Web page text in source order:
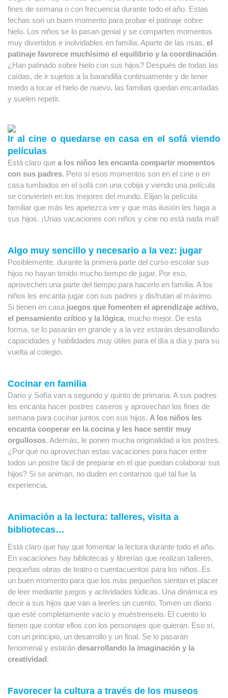
fines de semana o con frecuencia durante todo el año. Estas
fechas son un buen momento para probar el patinaje sobre
hielo. Los niños se lo pasan genial y se comparten momentos
muy divertidos e inolvidables en familia. Aparte de las risas, el
patinaje favorece muchísimo el equilibrio y la coordinación.
¿Han patinado sobre hielo con sus hijos? Después de todas las
caídas, de ir sujetos a la barandilla continuamente y de tener
miedo a tocar el hielo de nuevo, las familias quedan encantadas
y suelen repetir.
Ir al cine o quedarse en casa en el sofá viendo
películas
Está claro que a los niños les encanta compartir momentos
con sus padres. Pero si esos momentos son en el cine o en
casa tumbados en el sofá con una cobija y viendo una película
se convierten en los mejores del mundo. Elijan la película
familiar que más les apetezca ver y que más ilusión les haga a
sus hijos. ¡Unas vacaciones con niños y cine no está nada mal!
Algo muy sencillo y necesario a la vez: jugar
Posiblemente, durante la primera parte del curso escolar sus
hijos no hayan tenido mucho tiempo de jugar. Por eso,
aprovechen una parte del tiempo para hacerlo en familia. A los
niños les encanta jugar con sus padres y disfrutan al máximo.
Si tienen en casa juegos que fomenten el aprendizaje activo,
el pensamiento crítico y la lógica, mucho mejor. De esta
forma, se lo pasarán en grande y a la vez estarán desarrollando
capacidades y habilidades muy útiles para el día a día y para su
vuelta al colegio.
Cocinar en familia
Darío y Sofía van a segundo y quinto de primaria. A sus padres
les encanta hacer postres caseros y aprovechan los fines de
semana para cocinar juntos con sus hijos. A los niños les
encanta cooperar en la cocina y les hace sentir muy
orgullosos. Además, le ponen mucha originalidad a los postres.
¿Por qué no aprovechan estas vacaciones para hacer entre
todos un postre fácil de preparar en el que puedan colaborar sus
hijos? Si se animan, no duden en contarnos qué tal fue la
experiencia.
Animación a la lectura: talleres, visita a
bibliotecas…
Está claro que hay que fomentar la lectura durante todo el año.
En vacaciones hay bibliotecas y librerías que realizan talleres,
pequeñas obras de teatro o cuentacuentos para los niños. Es
un buen momento para que los más pequeños sientan el placer
de leer mediante juegos y actividades lúdicas. Una dinámica es
decir a sus hijos que van a leerles un cuento. Tomen un diario
que esté completamente vacío y muéstrenselo. El cuento lo
tienen que contar ellos con los personajes que quieran. Eso sí,
con un principio, un desarrollo y un final. Se lo pasarán
fenomenal y estarán desarrollando la imaginación y la
creatividad .
Favorecer la cultura a través de los museos